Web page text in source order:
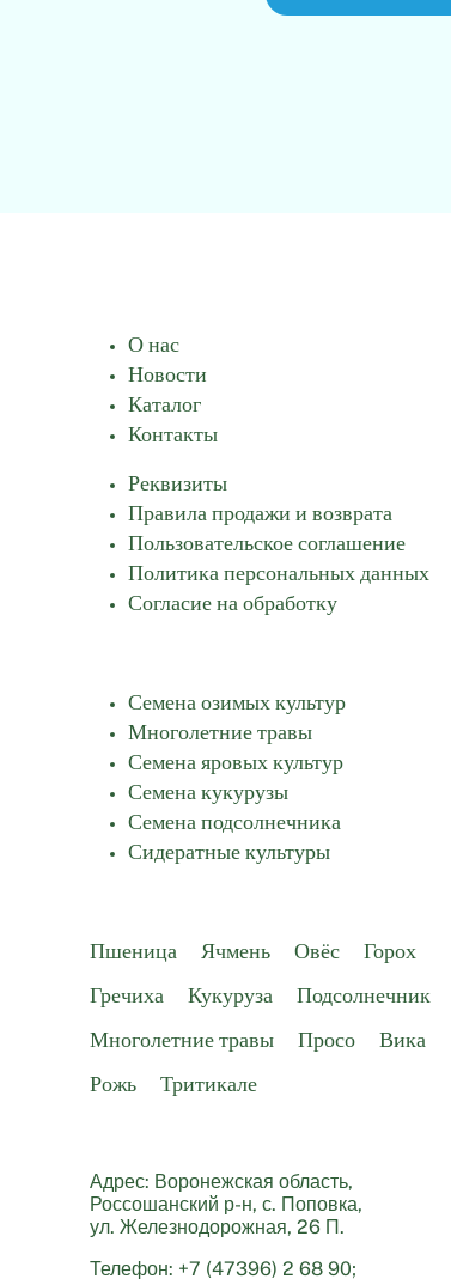
О нас
Новости
Каталог
Контакты
Реквизиты
Правила продажи и возврата
Пользовательское соглашение
Политика персональных данных
Согласие на обработку
Семена озимых культур
Многолетние травы
Семена яровых культур
Семена кукурузы
Семена подсолнечника
Сидератные культуры
Пшеница Ячмень Овёс
Горох
Гречиха
Кукуруза
Подсолнечник
Многолетние травы
Просо
Вика
Рожь
Тритикале
Адрес: Воронежская область,
Россошанский р-н, с. Поповка,
ул. Железнодорожная, 26 П.
Телефон: +7 (47396) 2 68 90;